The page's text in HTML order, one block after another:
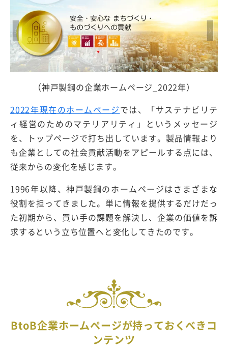
（神戸製鋼の企業ホームページ_2022年）
2022年現在のホームページでは、「サステナビリテ
ィ経営のためのマテリアリティ」というメッセージ
を、トップページで打ち出しています。製品情報より
も企業としての社会貢献活動をアピールする点には、
従来からの変化を感じます。
1996年以降、神戸製鋼のホームページはさまざまな
役割を担ってきました。単に情報を提供するだけだっ
た初期から、買い手の課題を解決し、企業の価値を訴
求するという立ち位置へと変化してきたのです。
BtoB企業ホームページが持っておくべきコ
ンテンツ